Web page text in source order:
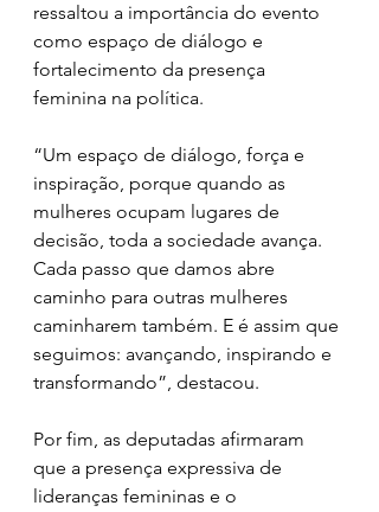
ressaltou a importância do evento
como espaço de diálogo e
fortalecimento da presença
feminina na política.
“Um espaço de diálogo, força e
inspiração, porque quando as
mulheres ocupam lugares de
decisão, toda a sociedade avança.
Cada passo que damos abre
caminho para outras mulheres
caminharem também. E é assim que
seguimos: avançando, inspirando e
transformando”, destacou.
Por fim, as deputadas afirmaram
que a presença expressiva de
lideranças femininas e o